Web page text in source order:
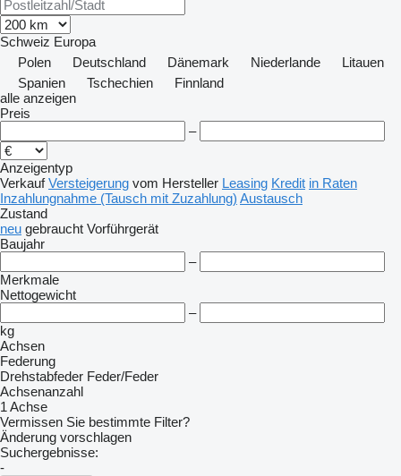
Schweiz Europa
Polen
Deutschland Dänemark Niederlande
Litauen
Spanien
Tschechien
Finnland
alle anzeigen
Preis
–
Anzeigentyp
Verkauf Versteigerung vom Hersteller Leasing Kredit in Raten
Inzahlungnahme (Tausch mit Zuzahlung) Austausch
Zustand
neu gebraucht Vorführgerät
Baujahr
–
Merkmale
Nettogewicht
–
kg
Achsen
Federung
Drehstabfeder Feder/Feder
Achsenanzahl
1 Achse
Vermissen Sie bestimmte Filter?
Änderung vorschlagen
Suchergebnisse:
-